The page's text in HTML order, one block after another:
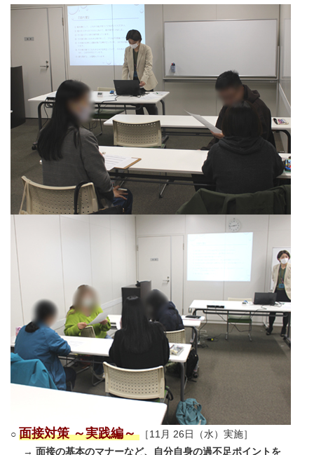
○ 面接対策 ～実践編～ ［11月 26日（水）実施］
→ 面接の基本のマナーなど、自分自身の過不足ポイントを